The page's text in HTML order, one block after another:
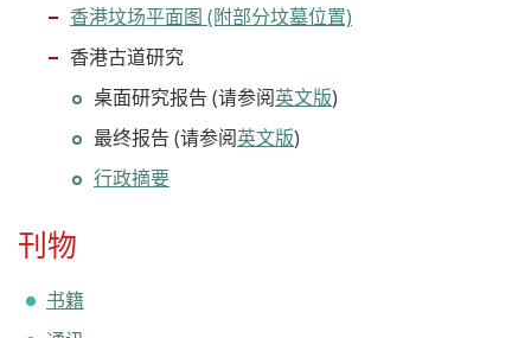
香港坟场平面图 (附部分坟墓位置)
香港古道研究
桌面研究报告 (请参阅英文版)
最终报告 (请参阅英文版)
行政摘要
刊物
书籍